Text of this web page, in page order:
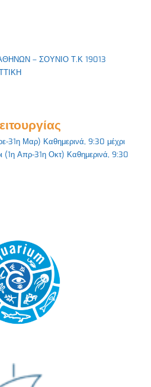
– ΣΟΥΝΙΟ Τ.Κ 19013
31η Μαρ) Καθημερινά, 9:30 μέχρι
(1η Απρ-31η Οκτ) Καθημερινά, 9:30